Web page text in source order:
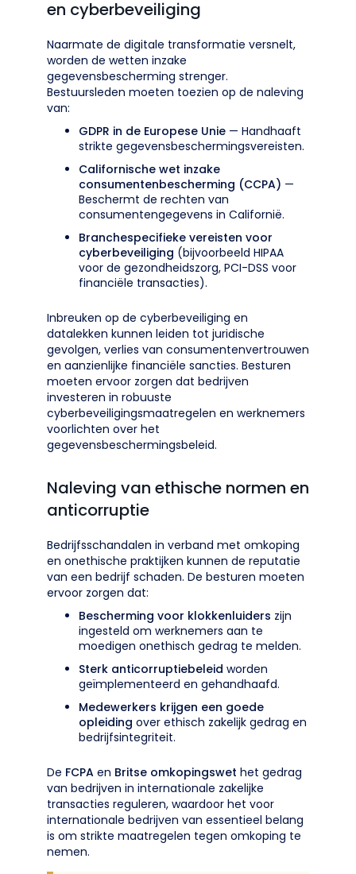
en cyberbeveiliging
Naarmate de digitale transformatie versnelt,
worden de wetten inzake
gegevensbescherming strenger.
Bestuursleden moeten toezien op de naleving
van:
GDPR in de Europese Unie — Handhaaft
strikte gegevensbeschermingsvereisten.
Californische wet inzake
consumentenbescherming (CCPA) —
Beschermt de rechten van
consumentengegevens in Californië.
Branchespecifieke vereisten voor
cyberbeveiliging (bijvoorbeeld HIPAA
voor de gezondheidszorg, PCI-DSS voor
financiële transacties).
Inbreuken op de cyberbeveiliging en
datalekken kunnen leiden tot juridische
gevolgen, verlies van consumentenvertrouwen
en aanzienlijke financiële sancties. Besturen
moeten ervoor zorgen dat bedrijven
investeren in robuuste
cyberbeveiligingsmaatregelen en werknemers
voorlichten over het
gegevensbeschermingsbeleid.
Naleving van ethische normen en
anticorruptie
Bedrijfsschandalen in verband met omkoping
en onethische praktijken kunnen de reputatie
van een bedrijf schaden. De besturen moeten
ervoor zorgen dat:
Bescherming voor klokkenluiders zijn
ingesteld om werknemers aan te
moedigen onethisch gedrag te melden.
Sterk anticorruptiebeleid worden
geïmplementeerd en gehandhaafd.
Medewerkers krijgen een goede
opleiding over ethisch zakelijk gedrag en
bedrijfsintegriteit.
De FCPA en Britse omkopingswet het gedrag
van bedrijven in internationale zakelijke
transacties reguleren, waardoor het voor
internationale bedrijven van essentieel belang
is om strikte maatregelen tegen omkoping te
nemen.